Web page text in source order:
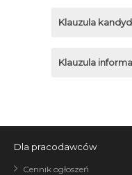
Klauzula
Klauzula
Dla pracodawców
Cennik ogłoszeń